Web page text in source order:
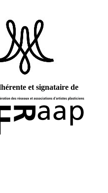
et signataire de